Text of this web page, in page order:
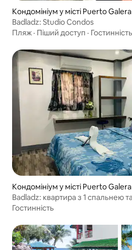
Кондомініум у місті Puerto Galera
Badladz: Studio Condos
Пляж · Піший доступ · Гостинність
Кондомініум у місті Puerto Galera
Badladz: квартира з 1 спальнею
Гостинність